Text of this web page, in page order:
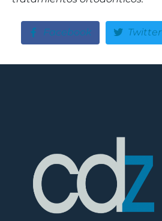
Facebook Twitter